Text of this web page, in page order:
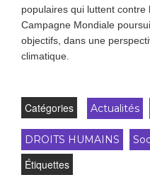
populaires qui luttent contre
Campagne Mondiale
objectifs, dans une
climatique.
Catégories Actualités
DROITS HUMAINS
Étiquettes